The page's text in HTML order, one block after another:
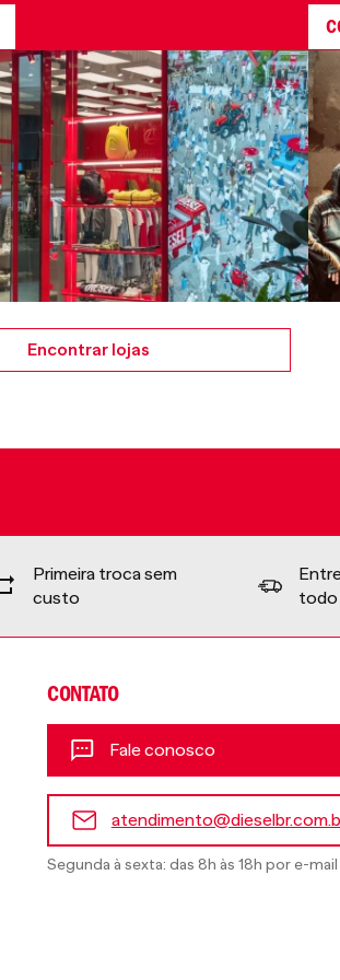
Encontrar lojas
Primeira troca sem
custo
todo
CONTATO
Fale conosco
Segunda à sexta: das 8h às 18h por e-mail